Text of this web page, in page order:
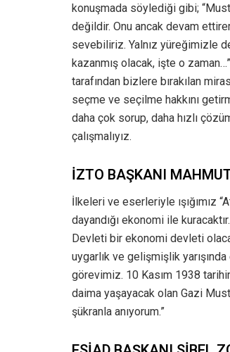
konuşmada söylediği gibi;
değildir. Onu ancak devam
sevebiliriz. Yalnız yüreğimizle
kazanmış olacak, işte o
tarafından bizlere bırakılan
seçme ve seçilme hakkını
daha çok sorup, daha hızlı
çalışmalıyız.
İZTO BAŞKANI
İlkeleri ve eserleriyle ışığımız
dayandığı ekonomi ile
Devleti bir ekonomi devleti
uygarlık ve gelişmişlik
görevimiz. 10 Kasım 1938
daima yaşayacak olan Gazi
şükranla anıyorum.”